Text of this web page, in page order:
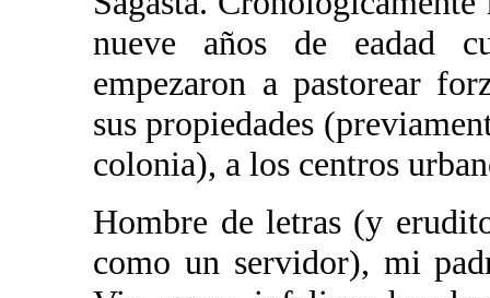
nueve años de eadad
empezaron a pastorear
sus propiedades
colonia), a los centros
Hombre de letras (y
como un servidor), mi